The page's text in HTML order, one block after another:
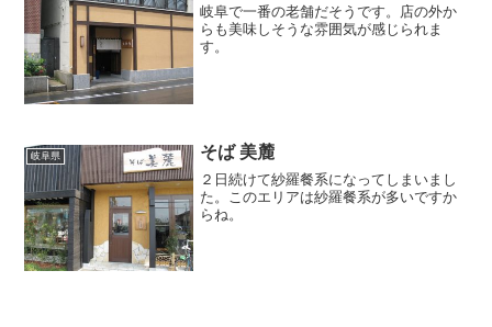
岐阜で一番の老舗だそうです。店の外か
らも美味しそうな雰囲気が感じられま
す。
岐阜県 そば 美麓
２日続けて紗羅餐系になってしまいまし
た。このエリアは紗羅餐系が多いですか
らね。